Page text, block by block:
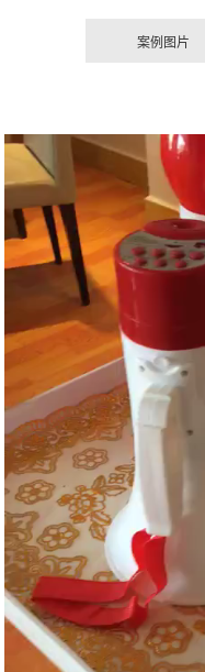
案例图片